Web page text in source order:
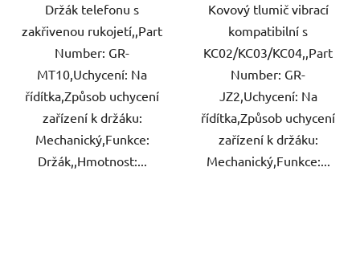
Držák telefonu s
zakřivenou rukojetí,,Part
Number: GR-
MT10,Uchycení: Na
řídítka,Způsob uchycení
zařízení k držáku:
Mechanický,Funkce:
Držák,,Hmotnost:...
Kovový tlumič vibrací
kompatibilní s
KC02/KC03/KC04,,Part
Number: GR-
JZ2,Uchycení: Na
řídítka,Způsob uchycení
zařízení k držáku:
Mechanický,Funkce:...